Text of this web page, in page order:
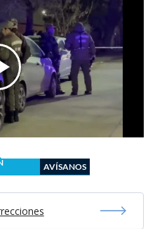
AVÍSANOS